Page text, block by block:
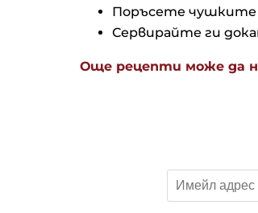
Поръсете чушките
Сервирайте ги
Още рецепти може да